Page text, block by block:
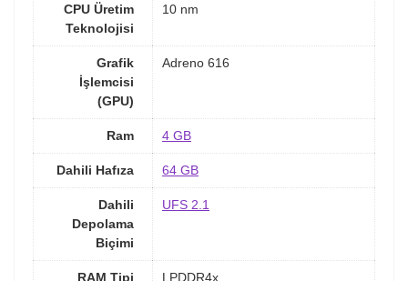
CPU Üretim
Teknolojisi
10 nm
Grafik
İşlemcisi
(GPU)
Adreno 616
Ram 4 GB
Dahili Hafıza 64 GB
Dahili
Depolama
Biçimi
UFS 2.1
RAM Tipi LPDDR4x